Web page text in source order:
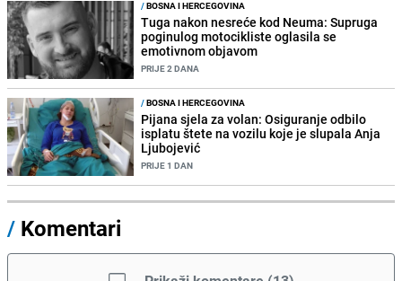
/BOSNA I HERCEGOVINA
Tuga nakon nesreće kod Neuma: Supruga
poginulog motocikliste oglasila se
emotivnom objavom
PRIJE 2 DANA
/BOSNA I HERCEGOVINA
Pijana sjela za volan: Osiguranje odbilo
isplatu štete na vozilu koje je slupala Anja
Ljubojević
PRIJE 1 DAN
/ Komentari